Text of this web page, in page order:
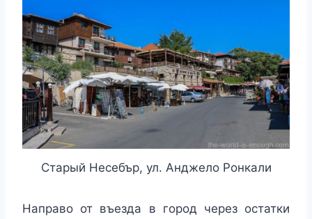
Старый Несебър, ул. Анджело Ронкали
Направо от въезда в город через остатки